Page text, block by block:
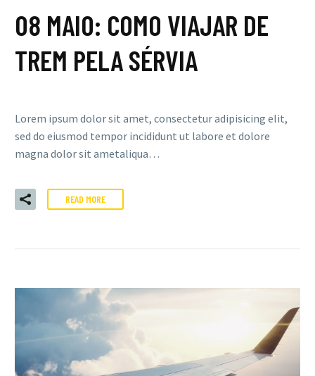
08 MAIO: COMO VIAJAR DE
TREM PELA SÉRVIA
Lorem ipsum dolor sit amet, consectetur adipisicing elit,
sed do eiusmod tempor incididunt ut labore et dolore
magna dolor sit ametaliqua…
READ MORE